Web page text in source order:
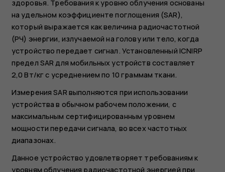
здоровья. Требования к уровню облучения основаны
на удельном коэффициенте поглощения (SAR),
который выражается как величина радиочастотной
(РЧ) энергии, излучаемой на голову или тело, когда
устройство передает сигнал. Установленный ICNIRP
предел SAR для мобильных устройств составляет
2,0 Вт/кг с усреднением по 10 граммам ткани.
Измерения SAR выполняются при использовании
устройства в обычном рабочем положении, с
максимальным сертифицированным уровнем
мощности передачи сигнала, во всех частотных
диапазонах.
Данное устройство удовлетворяет требованиям к
уровням облучения радиочастотной энергией при